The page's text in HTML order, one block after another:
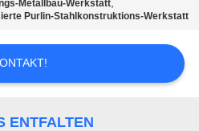
Metallbau-Werkstatt,
Purlin-Stahlkonstruktions-Werkstatt
ENTFALTEN